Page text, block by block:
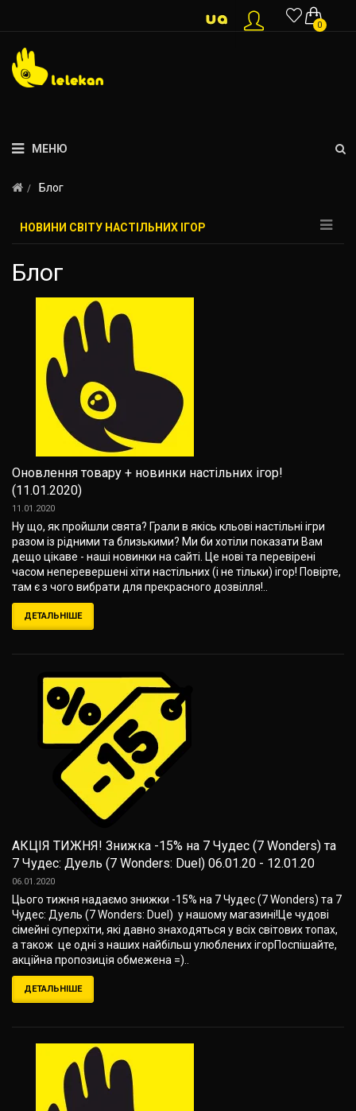
0
МЕНЮ
Блог
НОВИНИ СВІТУ НАСТІЛЬНИХ ІГОР
Блог
Оновлення товару + новинки настільних ігор!
(11.01.2020)
11.01.2020
Ну що, як пройшли свята? Грали в якісь кльові настільні ігри
разом із рідними та близькими? Ми би хотіли показати Вам
дещо цікаве - наші новинки на сайті. Це нові та перевірені
часом неперевершені хіти настільних (і не тільки) ігор! Повірте,
там є з чого вибрати для прекрасного дозвілля!..
ДЕТАЛЬНІШЕ
АКЦІЯ ТИЖНЯ! Знижка -15% на 7 Чудес (7 Wonders) та
7 Чудес: Дуель (7 Wonders: Duel) 06.01.20 - 12.01.20
06.01.2020
Цього тижня надаємо знижки -15% на 7 Чудес (7 Wonders) та 7
Чудес: Дуель (7 Wonders: Duel) у нашому магазині!Це чудові
сімейні суперхіти, які давно знаходяться у всіх світових топах,
а також це одні з наших найбільш улюблених ігорПоспішайте,
акційна пропозиція обмежена =)..
ДЕТАЛЬНІШЕ